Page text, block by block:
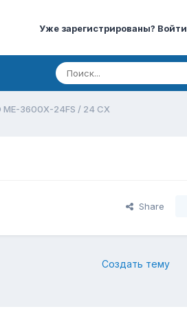
Уже зарегистрированы? Войти
ME-3600X-24FS / 24 CX
Share
Создать тему